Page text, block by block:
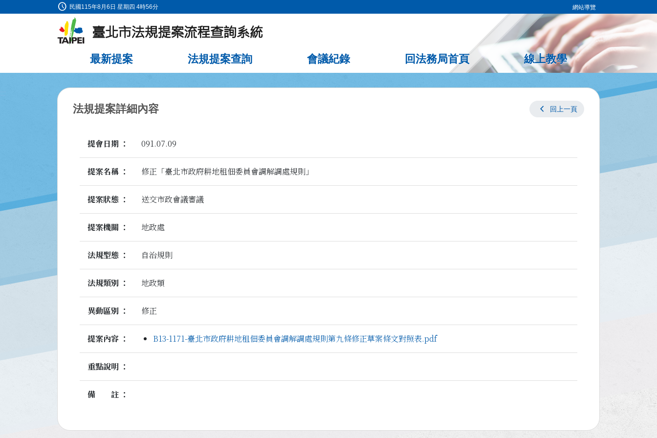
最新提案 法規提案查詢 會議紀錄 回法務局首頁 線上教學
schedule 民國115年8月6日 星期四 4時56分 網站導覽
法規提案詳細內容 chevron_left 回上一頁
提會日期 091.07.09
提案名稱 修正「臺北市政府耕地租佃委員會調解調處規則」
提案狀態 送交市政會議審議
提案機關 地政處
法規型態 自治規則
法規類別 地政類
異動區別 修正
提案內容 B13-1171-臺北市政府耕地租佃委員會調解調處規則第九條修正草案條文對照表.pdf
重點說明
備註